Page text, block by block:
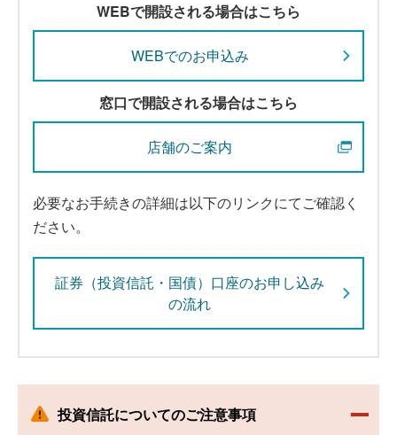
WEBで開設される場合はこちら
WEBでのお申込み
窓口で開設される場合はこちら
店舗のご案内
必要なお手続きの詳細は以下のリンクにてご確認く
ださい。
証券（投資信託・国債）口座のお申し込み
の流れ
投資信託についてのご注意事項